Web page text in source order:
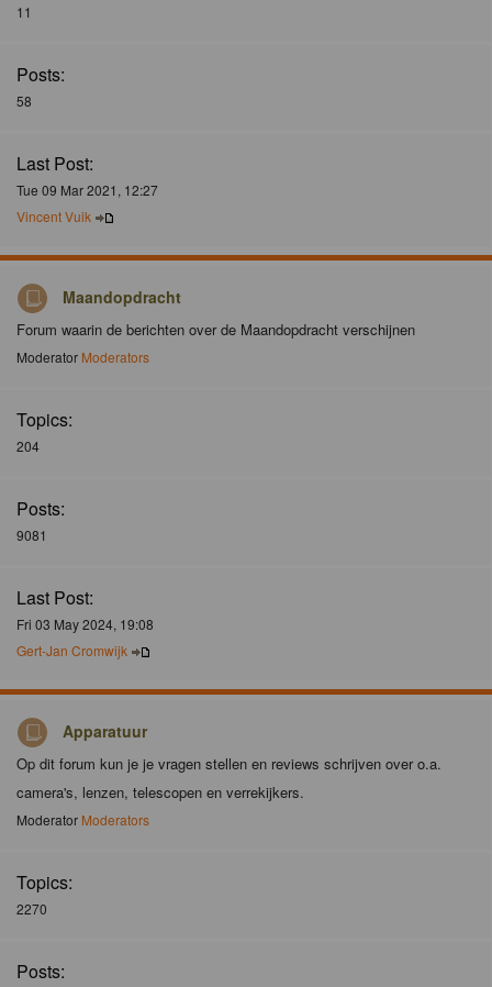
11
Posts:
58
Last Post:
Tue 09 Mar 2021, 12:27
Vincent Vuik
Maandopdracht
Forum waarin de berichten over de Maandopdracht verschijnen
Moderator Moderators
Topics:
204
Posts:
9081
Last Post:
Fri 03 May 2024, 19:08
Gert-Jan Cromwijk
Apparatuur
Op dit forum kun je je vragen stellen en reviews schrijven over o.a.
camera's, lenzen, telescopen en verrekijkers.
Moderator Moderators
Topics:
2270
Posts: